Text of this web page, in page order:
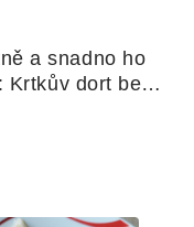
a snadno ho
Krtkův dort bez